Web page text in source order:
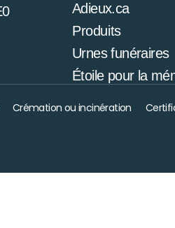
Adieux.ca
Produits
Urnes funéraires
Étoile pour la
Crémation ou incinération